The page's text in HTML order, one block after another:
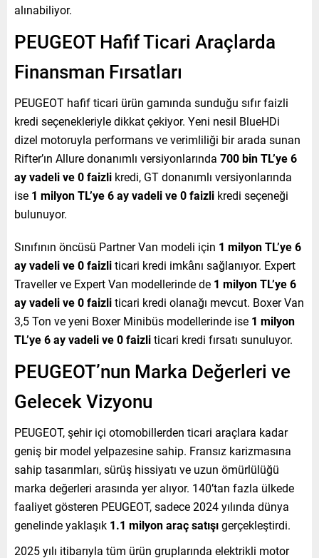
alınabiliyor.
PEUGEOT Hafif Ticari Araçlarda
Finansman Fırsatları
PEUGEOT hafif ticari ürün gamında sunduğu sıfır faizli
kredi seçenekleriyle dikkat çekiyor. Yeni nesil BlueHDi
dizel motoruyla performans ve verimliliği bir arada sunan
Rifter’ın Allure donanımlı versiyonlarında 700 bin TL’ye 6
ay vadeli ve 0 faizli kredi, GT donanımlı versiyonlarında
ise 1 milyon TL’ye 6 ay vadeli ve 0 faizli kredi seçeneği
bulunuyor.
Sınıfının öncüsü Partner Van modeli için 1 milyon TL’ye 6
ay vadeli ve 0 faizliticari kredi imkânı sağlanıyor. Expert
Traveller ve Expert Van modellerinde de 1 milyon TL’ye 6
ay vadeli ve 0 faizliticari kredi olanağı mevcut. Boxer Van
3,5 Ton ve yeni Boxer Minibüs modellerinde ise 1 milyon
TL’ye 6 ay vadeli ve 0 faizliticari kredi fırsatı sunuluyor.
PEUGEOT’nun Marka Değerleri ve
Gelecek Vizyonu
PEUGEOT, şehir içi otomobillerden ticari araçlara kadar
geniş bir model yelpazesine sahip. Fransız karizmasına
sahip tasarımları, sürüş hissiyatı ve uzun ömürlülüğü
marka değerleri arasında yer alıyor. 140’tan fazla ülkede
faaliyet gösteren PEUGEOT, sadece 2024 yılında dünya
genelinde yaklaşık 1.1 milyon araç satışıgerçekleştirdi.
2025 yılı itibarıyla tüm ürün gruplarında elektrikli motor